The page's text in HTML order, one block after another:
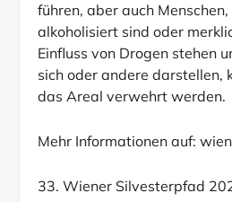
führen, aber auch
alkoholisiert sind oder
Einfluss von Drogen stehen
sich oder andere darstellen,
das Areal verwehrt werden.
Mehr Informationen auf:
33. Wiener Silvesterpfad